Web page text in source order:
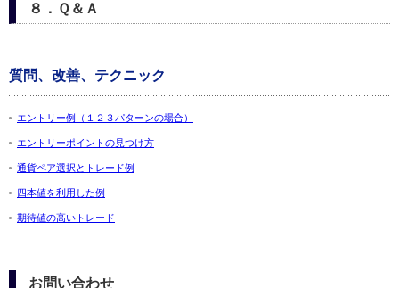
８．Ｑ＆Ａ
質問、改善、テクニック
エントリー例（１２３パターンの場合）
エントリーポイントの見つけ方
通貨ペア選択とトレード例
四本値を利用した例
期待値の高いトレード
お問い合わせ